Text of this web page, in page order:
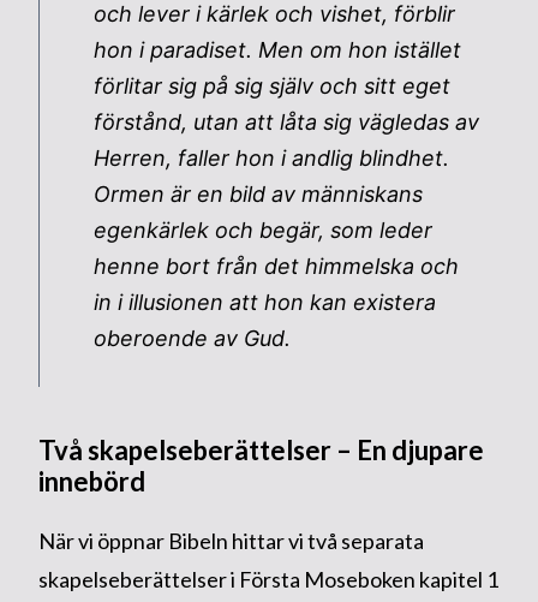
och lever i kärlek och vishet, förblir
hon i paradiset. Men om hon istället
förlitar sig på sig själv och sitt eget
förstånd, utan att låta sig vägledas av
Herren, faller hon i andlig blindhet.
Ormen är en bild av människans
egenkärlek och begär, som leder
henne bort från det himmelska och
in i illusionen att hon kan existera
oberoende av Gud.
Två skapelseberättelser – En djupare
innebörd
När vi öppnar Bibeln hittar vi två separata
skapelseberättelser i Första Moseboken kapitel 1